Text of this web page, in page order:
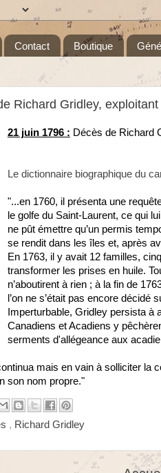
Contact Boutique
Richard Gridley,
21 juin 1796 : Décès de Richard
Le dictionnaire biographique du
"...en 1760, il présenta une
le golfe du Saint-Laurent, ce qui
ne pût émettre qu’un permis
se rendit dans les îles et, après
En 1763, il y avait 12 familles,
transformer les prises en huile.
n’aboutirent à rien ; à la fin de
l’on ne s’était pas encore décidé
Imperturbable, Gridley persista à
Canadiens et Acadiens y
serments d'allégeance aux
mais en vain à solliciter
son nom propre."
, Richard Gridley